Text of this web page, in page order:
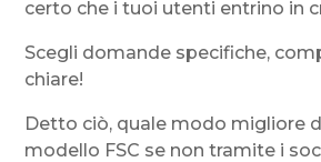
certo che i tuoi utenti entrino in
Scegli domande specifiche,
chiare!
Detto ciò, quale modo migliore
modello FSC se non tramite i